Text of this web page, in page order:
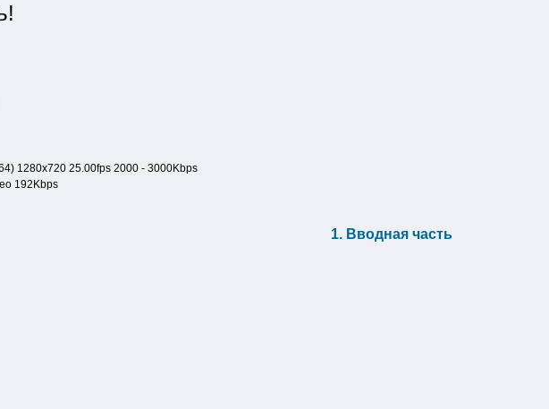
1280x720 25.00fps 2000 - 3000Kbps
192Kbps
1. Вводная часть